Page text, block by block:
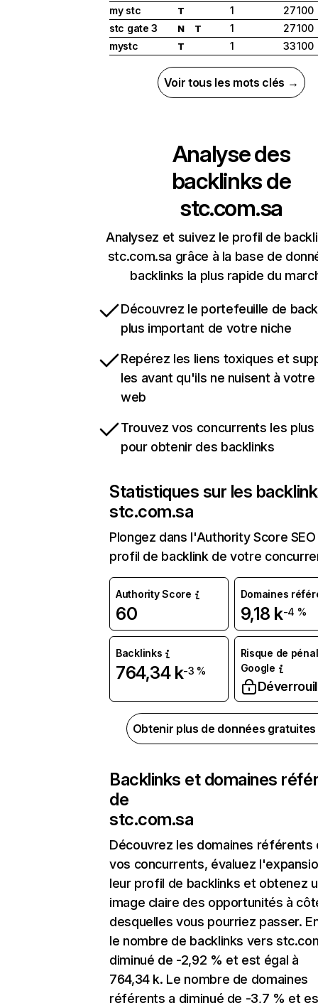
my stc
T 1
27 100
stc gate 3
N T 1
27 100
mystc
T 1 33 100
Voir tous les mots clés →
Analyse des
backlinks de
stc.com.sa
Analysez et suivez le profil de
stc.com.sa grâce à la base de
backlinks la plus rapide du
Découvrez le portefeuille de
plus important de votre niche
Repérez les liens toxiques et
les avant qu'ils ne nuisent à
web
Trouvez vos concurrents les
pour obtenir des backlinks
Statistiques sur les
stc.com.sa
Plongez dans l'Authority Score
profil de backlink de votre
Authority Score
60
Domaines
9,18 k-4 %
Backlinks
764,34 k-3 %
Risque de
Google
Obtenir plus de données
Backlinks et domaines
de
stc.com.sa
Découvrez les domaines référents
vos concurrents, évaluez
leur profil de backlinks et obtenez
image claire des opportunités à
desquelles vous pourriez passer.
le nombre de backlinks vers
diminué de -2,92 % et est égal à
764,34 k. Le nombre de domaines
référents a diminué de -3,7 % et